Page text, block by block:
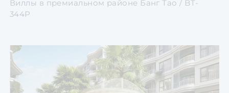
Виллы в премиальном районе Банг Тао / BT-
344P